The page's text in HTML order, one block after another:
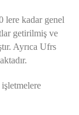
lere kadar genel
getirilmiş ve
Ayrıca Ufrs